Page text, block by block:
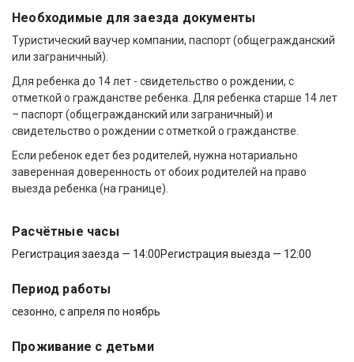
Необходимые для заезда документы
Туристический ваучер компании, паспорт (общегражданский
или заграничный).
Для ребенка до 14 лет - свидетельство о рождении, с
отметкой о гражданстве ребенка. Для ребенка старше 14 лет
– паспорт (общегражданский или заграничный) и
свидетельство о рождении с отметкой о гражданстве.
Если ребенок едет без родителей, нужна нотариально
заверенная доверенность от обоих родителей на право
выезда ребенка (на границе).
Расчётные часы
Регистрация заезда — 14:00Регистрация выезда — 12:00
Период работы
сезонно, с апреля по ноябрь
Проживание с детьми